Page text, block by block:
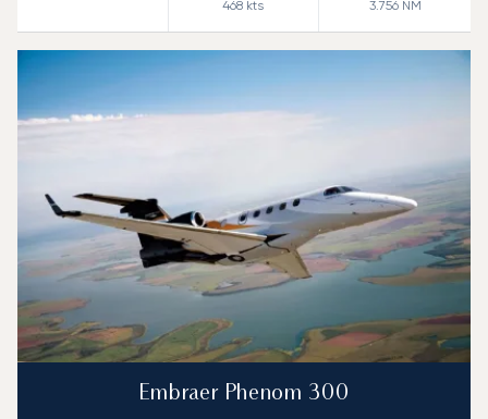
468 kts 3.756NM
Embraer Phenom 300